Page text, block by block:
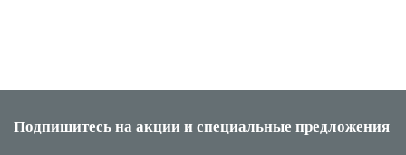
Подпишитесь на акции и специальные предложения